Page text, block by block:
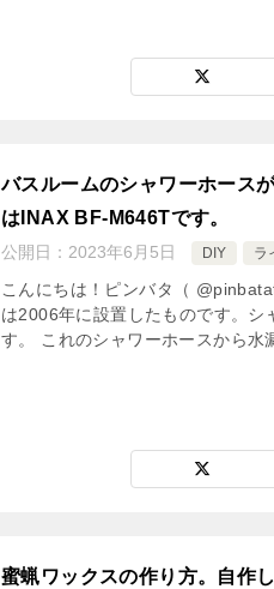
バスルームのシャワーホース
はINAX BF-M646Tです。
公開日： 2023年6月5日 DIY ラ
こんにちは！ピンバタ（
は2006年に設置したものです。
す。 これのシャワーホースから
蜜蝋ワックスの作り方。自作